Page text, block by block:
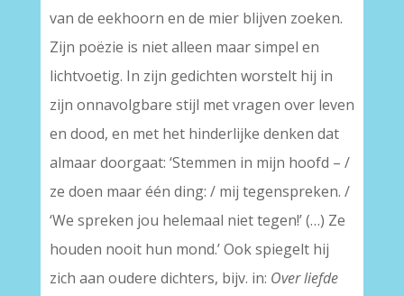
van de eekhoorn en de mier blijven zoeken.
Zijn poëzie is niet alleen maar simpel en
lichtvoetig. In zijn gedichten worstelt hij in
zijn onnavolgbare stijl met vragen over leven
en dood, en met het hinderlijke denken dat
almaar doorgaat: ‘Stemmen in mijn hoofd – /
ze doen maar één ding: / mij tegenspreken. /
‘We spreken jou helemaal niet tegen!’ (…) Ze
houden nooit hun mond.’ Ook spiegelt hij
zich aan oudere dichters, bijv. in: Over liefde